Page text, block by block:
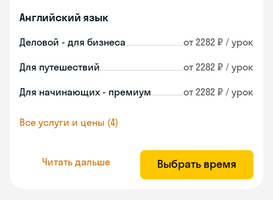
Английский язык
Деловой - для бизнеса от 2282 ₽ / урок
Для путешествий от 2282 ₽ / урок
Для начинающих - премиум от 2282 ₽ / урок
Все услуги и цены (4)
Читать дальше Выбрать время